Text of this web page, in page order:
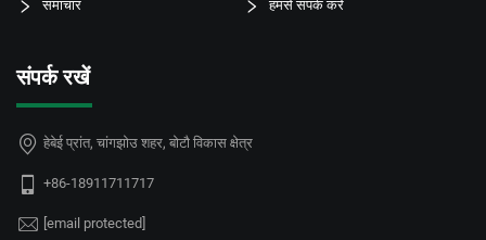
समाचार हमसे संपर्क करें
संपर्क रखें
हेबेई प्रांत, चांगझोउ शहर, बोटौ विकास क्षेत्र
+86-18911711717
[email protected]